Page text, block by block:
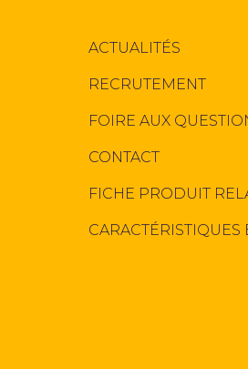
ACTUALITÉS
RECRUTEMENT
FOIRE AUX
CONTACT
FICHE PRODUIT